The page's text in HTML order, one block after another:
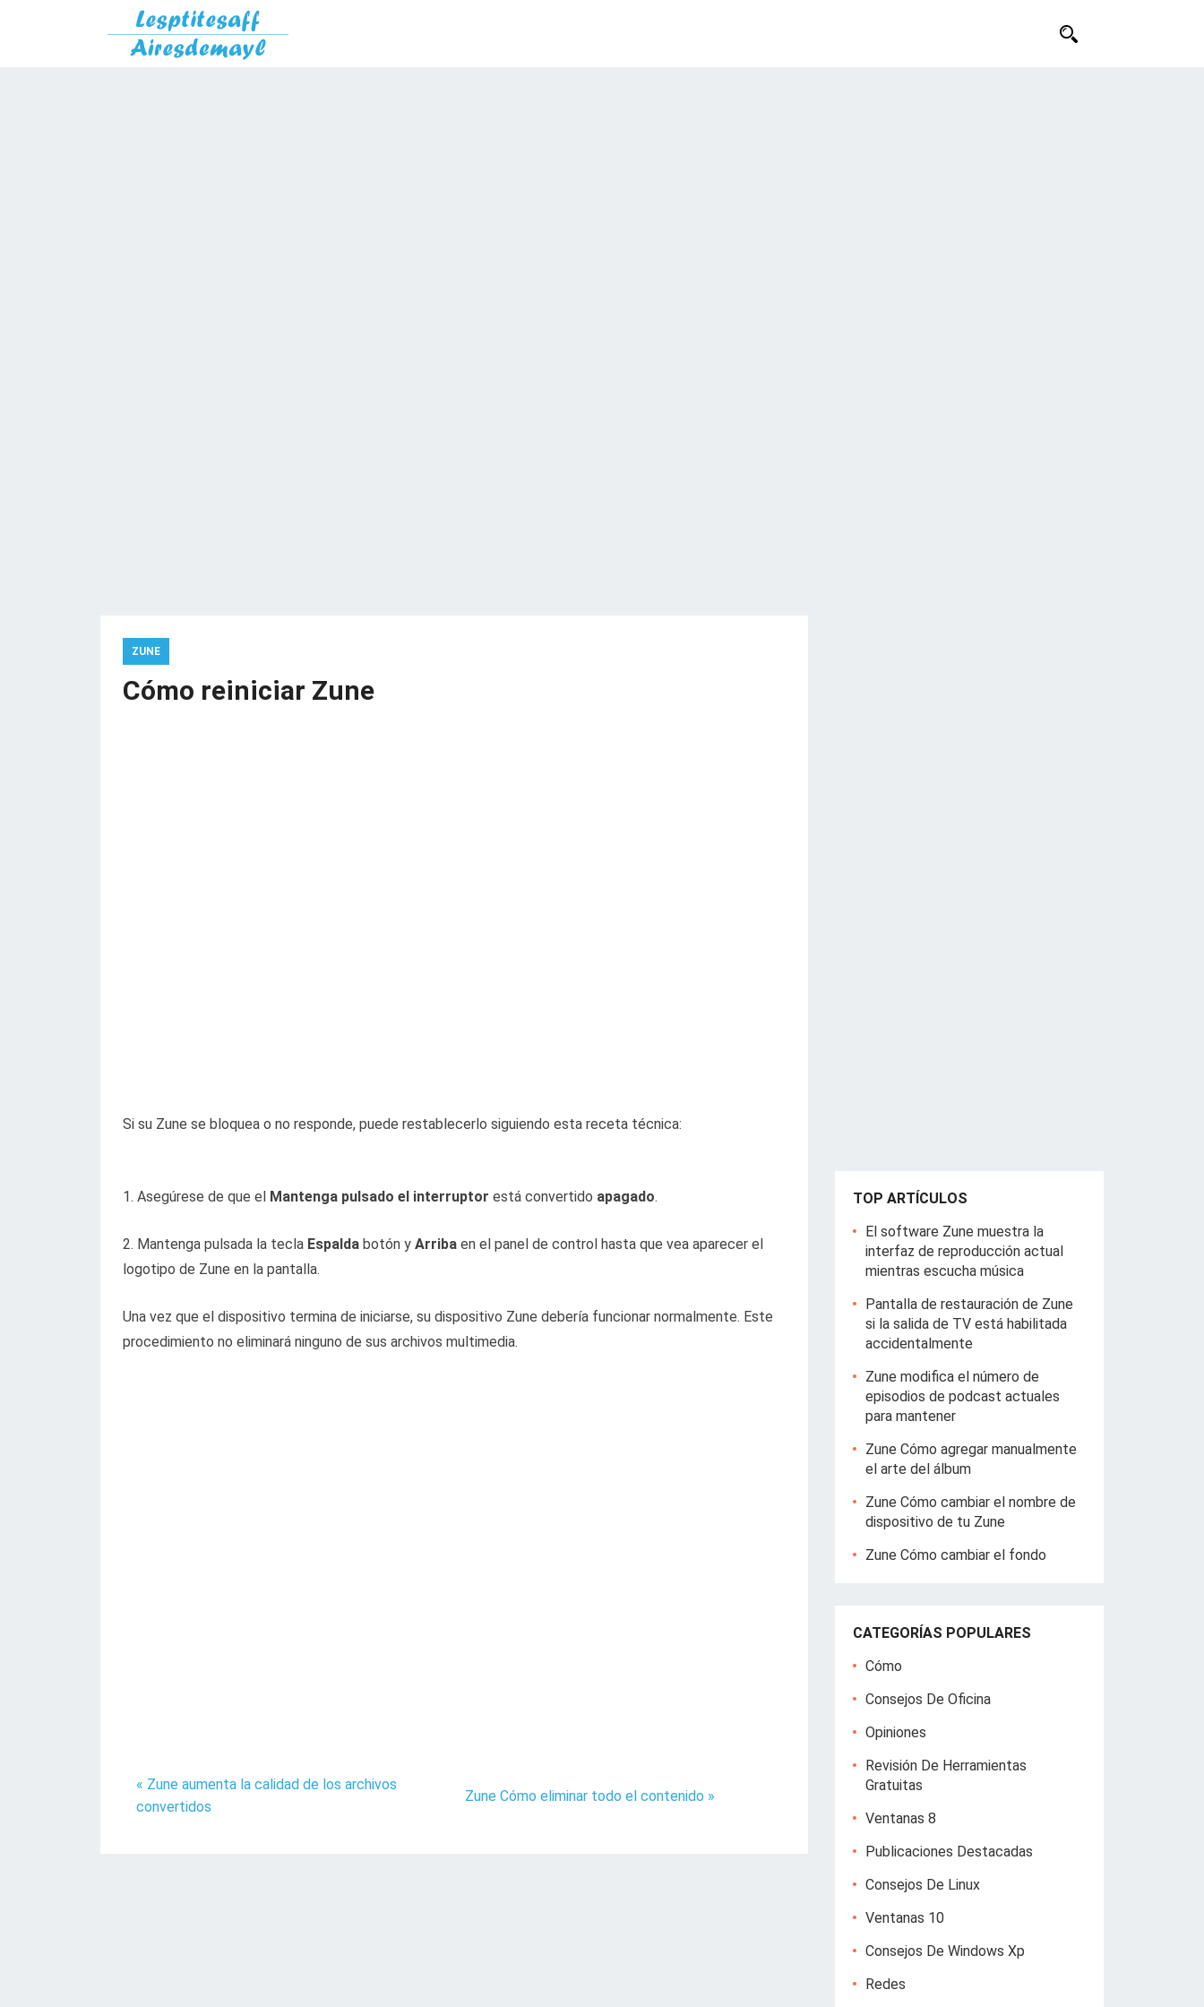
ZUNE
Cómo reiniciar Zune
Si su Zune se bloquea o no responde, puede restablecerlo siguiendo esta receta técnica:
1. Asegúrese de que el Mantenga pulsado el interruptor está convertido apagado.
2. Mantenga pulsada la tecla Espalda botón y Arriba en el panel de control hasta que vea aparecer el
logotipo de Zune en la pantalla.
Una vez que el dispositivo termina de iniciarse, su dispositivo Zune debería funcionar normalmente. Este
procedimiento no eliminará ninguno de sus archivos multimedia.
« Zune aumenta la calidad de los archivos
convertidos
Zune Cómo eliminar todo el contenido »
TOP ARTÍCULOS
El software Zune muestra la
interfaz de reproducción actual
mientras escucha música
Pantalla de restauración de Zune
si la salida de TV está habilitada
accidentalmente
Zune modifica el número de
episodios de podcast actuales
para mantener
Zune Cómo agregar manualmente
el arte del álbum
Zune Cómo cambiar el nombre de
dispositivo de tu Zune
Zune Cómo cambiar el fondo
CATEGORÍAS POPULARES
Cómo
Consejos De Oficina
Opiniones
Revisión De Herramientas
Gratuitas
Ventanas 8
Publicaciones Destacadas
Consejos De Linux
Ventanas 10
Consejos De Windows Xp
Redes